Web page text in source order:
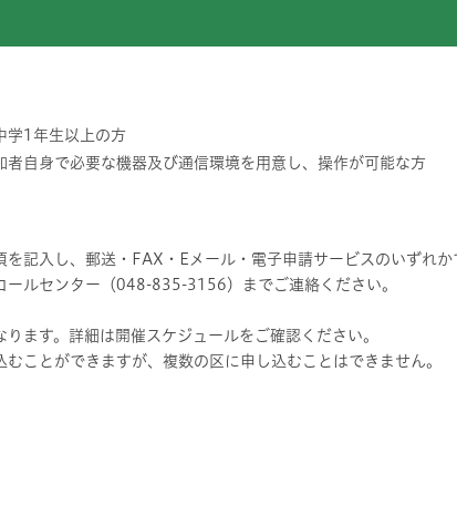
学1年生以上の方
自身で必要な機器及び通信環境を用意し、操作が可能な方
を記入し、郵送・FAX・Eメール・電子申請サービスのいずれか
ールセンター（048-835-3156）までご連絡ください。
ます。詳細は開催スケジュールをご確認ください。
ことができますが、複数の区に申し込むことはできません。